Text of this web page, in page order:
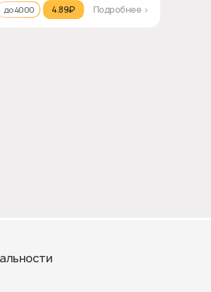
до 4000 4.89₽‎ Подробнее >